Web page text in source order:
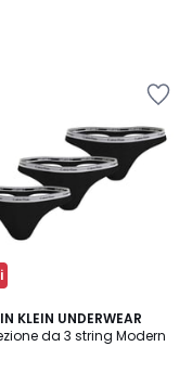
KLEIN UNDERWEAR
da 3 string Modern